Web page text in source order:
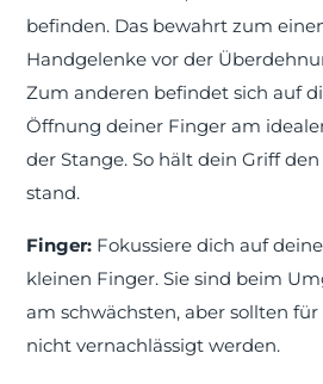
befinden. Das bewahrt zum
Handgelenke vor der
Zum anderen befindet sich auf
Öffnung deiner Finger am
der Stange. So hält dein Griff
stand.
Finger: Fokussiere dich auf
kleinen Finger. Sie sind beim
am schwächsten, aber sollten
nicht vernachlässigt werden.